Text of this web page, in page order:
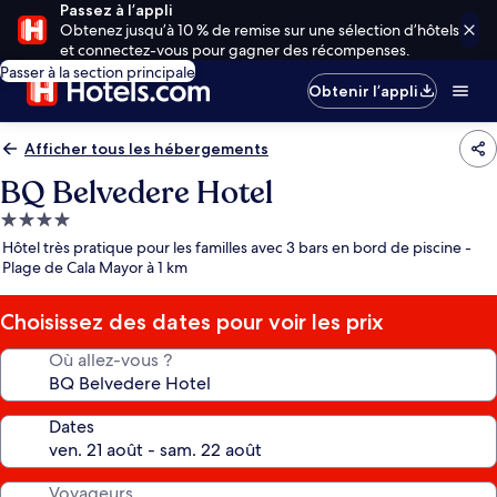
Passez à l’appli
Obtenez jusqu’à 10 % de remise sur une sélection d’hôtels
et connectez-vous pour gagner des récompenses.
Passer à la section principale
Obtenir l’appli
Afficher tous les hébergements
BQ Belvedere Hotel
Hébergement
4.0 étoiles
Hôtel très pratique pour les familles avec 3 bars en bord de piscine -
Plage de Cala Mayor à 1 km
Choisissez des dates pour voir les prix
Où allez-vous ?
Dates